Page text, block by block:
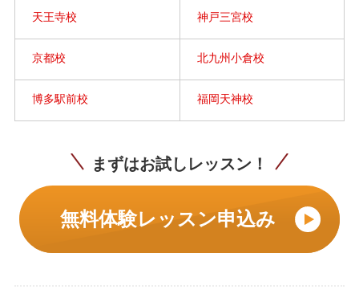
天王寺校 神戸三宮校
京都校 北九州小倉校
博多駅前校 福岡天神校
まずはお試しレッスン！
無料体験レッスン申込み